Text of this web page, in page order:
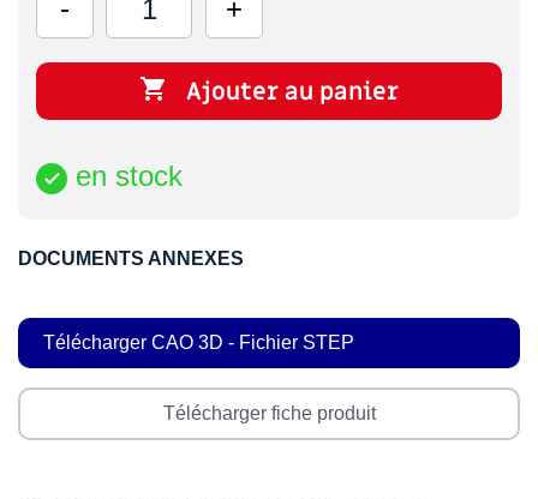
 Ajouter au panier
 en stock
DOCUMENTS ANNEXES
Télécharger CAO 3D - Fichier STEP
Télécharger fiche produit